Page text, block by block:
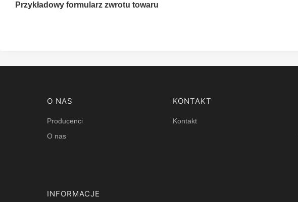
Przykładowy formularz zwrotu towaru
Linki w stopce
O NAS
Producenci
O nas
KONTAKT
Kontakt
INFORMACJE